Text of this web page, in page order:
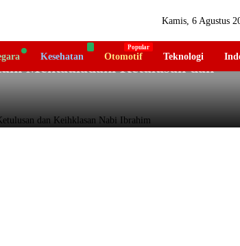
Kamis, 6 Agustus
Kesehatan Otomotif Teknologi
Mentauladani Ketulusan dan